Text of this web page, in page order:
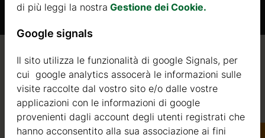
Qualità / garanzia / consulenza
Qualità
a 3
di più leggi la nostra Gestione dei Cookie.
Google signals
Il sito utilizza le funzionalità di google Signals, per
cui google analytics assocerà le informazioni sulle
visite raccolte dal vostro sito e/o dalle vostre
applicazioni con le informazioni di google
provenienti dagli account degli utenti registrati che
hanno acconsentito alla sua associazione ai fini